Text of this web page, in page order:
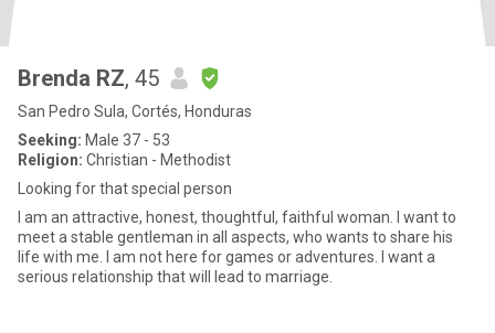
Brenda RZ, 45
San Pedro Sula, Cortés, Honduras
Seeking: Male 37 - 53
Religion: Christian - Methodist
Looking for that special person
I am an attractive, honest, thoughtful, faithful woman. I want to
meet a stable gentleman in all aspects, who wants to share his
life with me. I am not here for games or adventures. I want a
serious relationship that will lead to marriage.